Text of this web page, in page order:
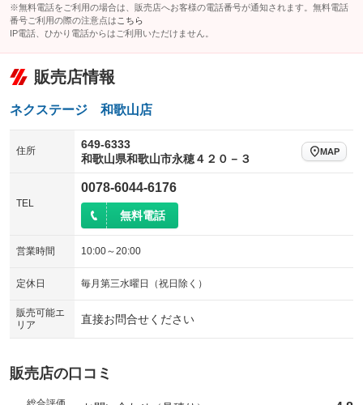
※無料電話をご利用の場合は、販売店へお客様の電話番号が通知されます。無料電話
番号ご利用の際の注意点は こちら
IP電話、ひかり電話からはご利用いただけません。
販売店情報
ネクステージ 和歌山店
住所
649-6333
和歌山県和歌山市永穂４２０－３
MAP
TEL
0078-6044-6176
無料電話
営業時間 10:00～20:00
定休日 毎月第三水曜日（祝日除く）
販売可能エ
リア
直接お問合せください
販売店の口コミ